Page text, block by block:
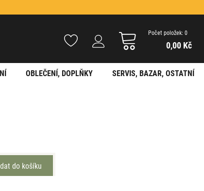
Počet položek: 0
0,00 Kč
OBLEČENÍ, DOPLŇKY SERVIS, BAZAR, OSTATNÍ